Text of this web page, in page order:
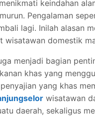
keindahan
Pengalaman
lagi. Inilah alasan
wisatawan domestik
menjadi bagian
khas yang
yang khas
wisatawan
daerah, sekaligus